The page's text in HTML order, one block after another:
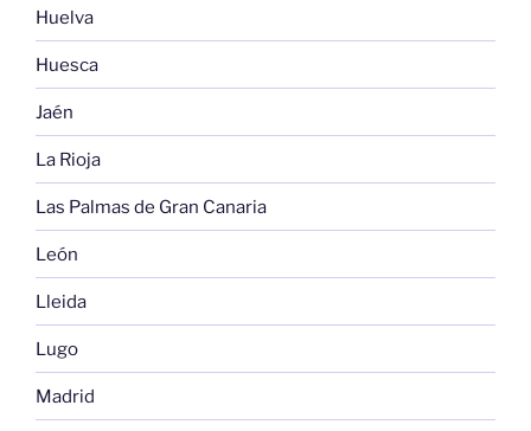
Huelva
Huesca
Jaén
La Rioja
Las Palmas de Gran Canaria
León
Lleida
Lugo
Madrid